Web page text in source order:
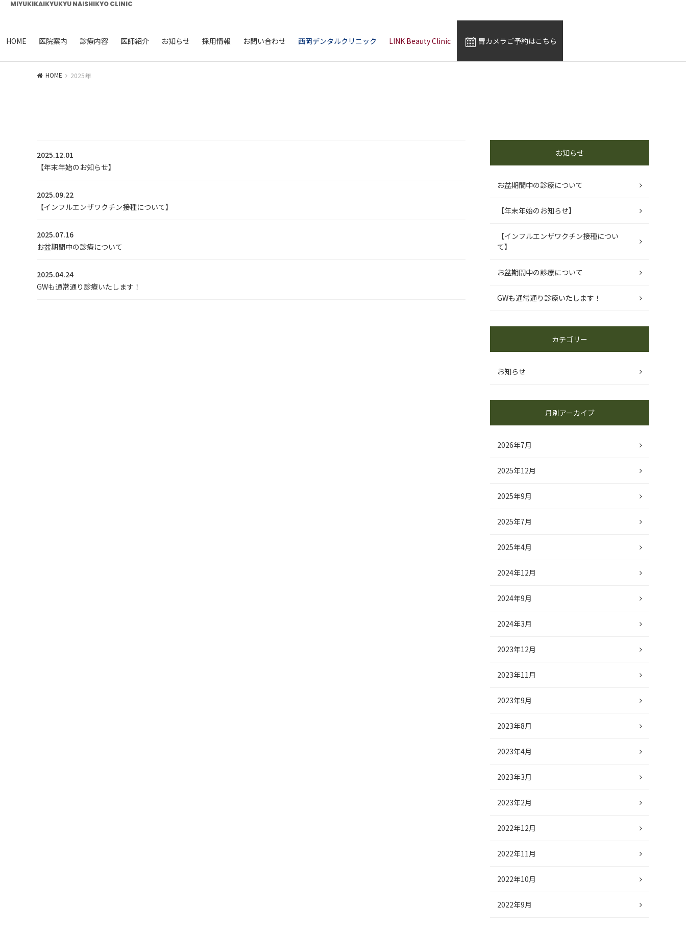
MIYUKIKAIKYUKYU NAISHIKYO CLINIC
胃カメラご予約はこちら
HOME 医院案内 診療内容 医師紹介 お知らせ 採用情報 お問い合わせ 西岡デンタルクリニック LINK Beauty Clinic
HOME 2025年
2025.12.01
【年末年始のお知らせ】
2025.09.22
【インフルエンザワクチン接種について】
2025.07.16
お盆期間中の診療について
2025.04.24
GWも通常通り診療いたします！
お知らせ
お盆期間中の診療について
【年末年始のお知らせ】
【インフルエンザワクチン接種につい
て】
お盆期間中の診療について
GWも通常通り診療いたします！
カテゴリー
お知らせ
月別アーカイブ
2026年7月
2025年12月
2025年9月
2025年7月
2025年4月
2024年12月
2024年9月
2024年3月
2023年12月
2023年11月
2023年9月
2023年8月
2023年4月
2023年3月
2023年2月
2022年12月
2022年11月
2022年10月
2022年9月